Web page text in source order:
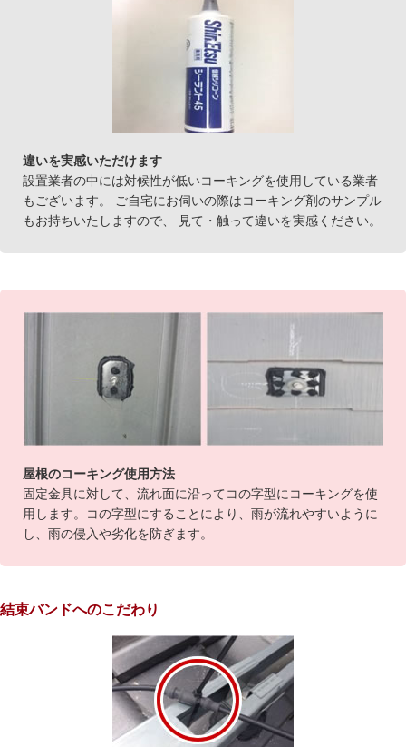
違いを実感いただけます
設置業者の中には対候性が低いコーキングを使用している業者
もございます。 ご自宅にお伺いの際はコーキング剤のサンプル
もお持ちいたしますので、 見て・触って違いを実感ください。
屋根のコーキング使用方法
固定金具に対して、流れ面に沿ってコの字型にコーキングを使
用します。コの字型にすることにより、雨が流れやすいように
し、雨の侵入や劣化を防ぎます。
結束バンドへのこだわり